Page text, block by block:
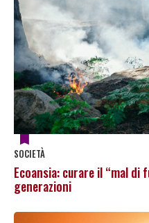
SOCIETÀ
Ecoansia: curare il “mal di
generazioni